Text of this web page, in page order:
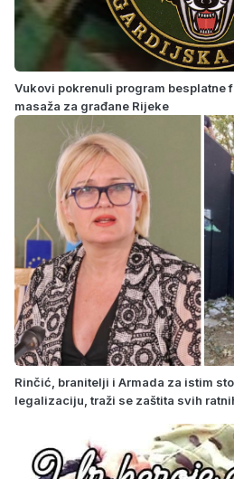
Vukovi pokrenuli program
masaža za građane Rijeke
Rinčić, branitelji i Armada za istim
legalizaciju, traži se zaštita svih